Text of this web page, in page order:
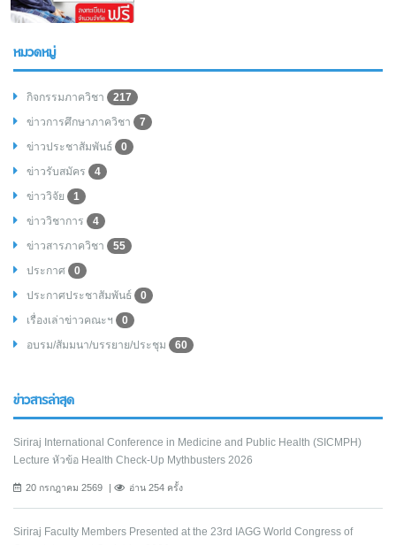
หมวดหมู่
กิจกรรมภาควิชา
217
ข่าวการศึกษาภาควิชา
7
ข่าวประชาสัมพันธ์
0
ข่าวรับสมัคร
4
ข่าววิจัย
1
ข่าววิชาการ
4
ข่าวสารภาควิชา
55
ประกาศ
0
ประกาศประชาสัมพันธ์
0
เรื่องเล่าข่าวคณะฯ
0
อบรม/สัมมนา/บรรยาย/ประชุม
60
ข่าวสารล่าสุด
Siriraj International Conference in Medicine and Public Health (SICMPH)
Lecture หัวข้อ Health Check-Up Mythbusters 2026
20 กรกฎาคม 2569 อ่าน 254 ครั้ง
Siriraj Faculty Members Presented at the 23rd IAGG World Congress of